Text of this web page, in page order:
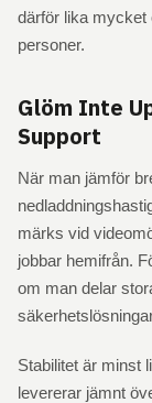
därför lika mycket
personer.
Glöm Inte
Support
När man jämför
märks vid
jobbar hemifrån.
om man delar
Stabilitet är minst
levererar jämnt